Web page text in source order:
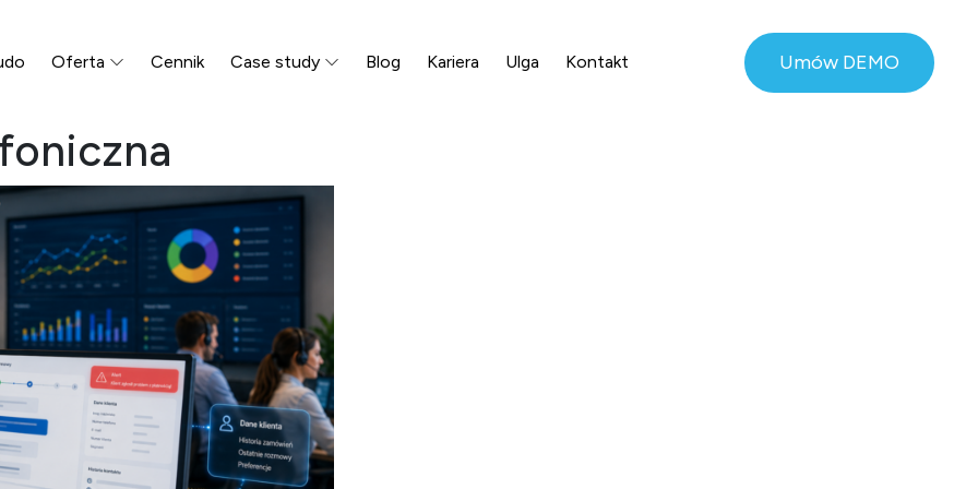
Oferta Cennik Case study Blog Kariera Ulga Kontakt Umów DEMO